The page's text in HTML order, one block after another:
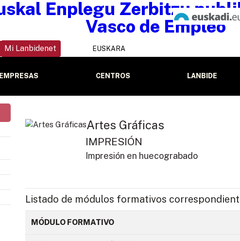
Mi Lanbidenet EUSKARA
EMPRESAS CENTROS LANBIDE
Artes Gráficas
IMPRESIÓN
Impresión en huecograbado
Listado de módulos formativos
MÓDULO FORMATIVO